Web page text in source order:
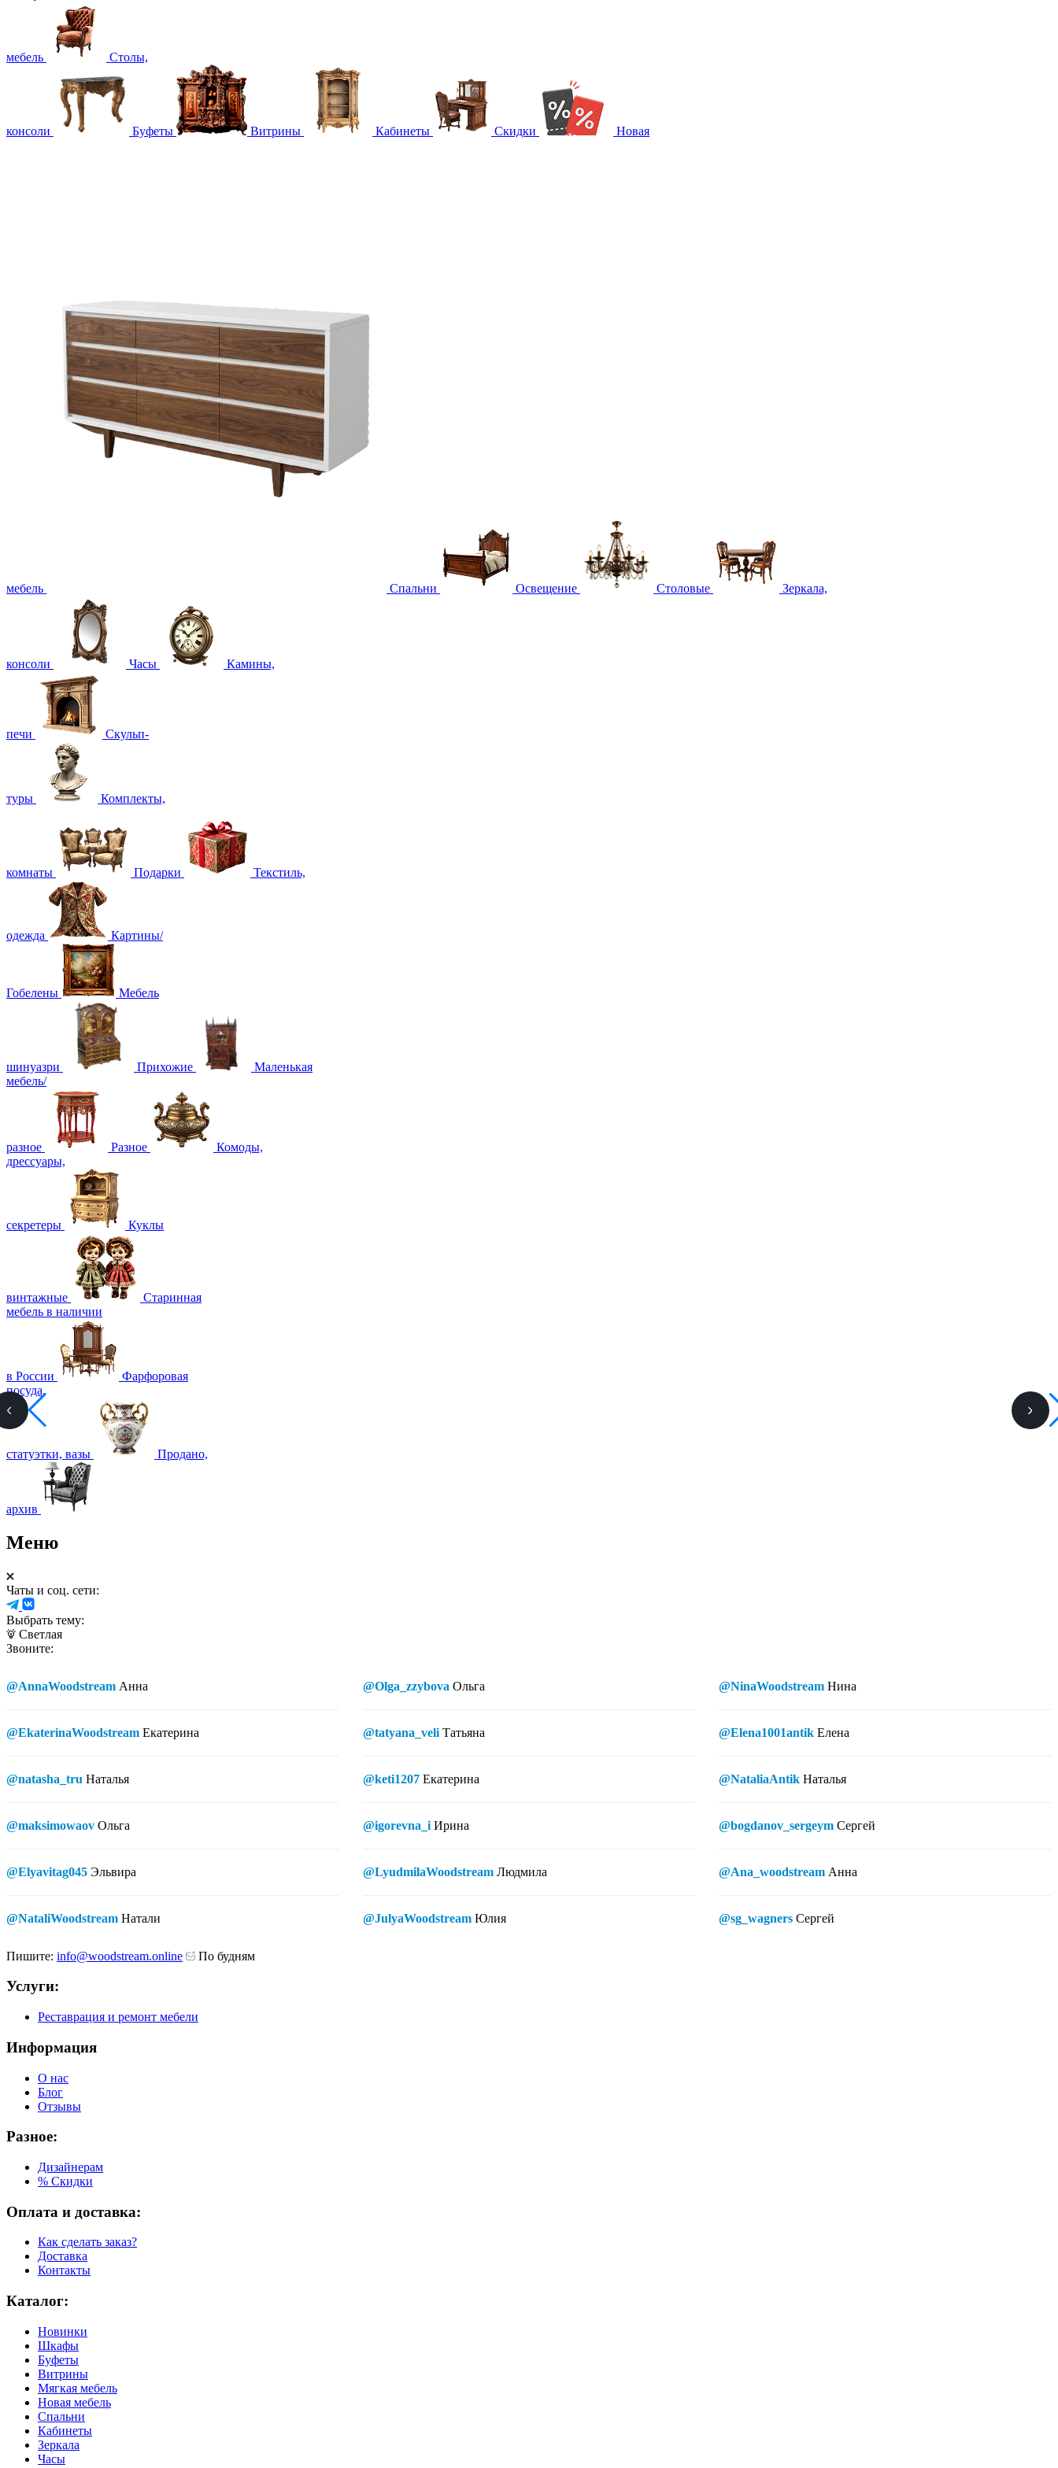
мебель Столы,
консоли Буфеты Витрины Кабинеты Скидки Новая
мебель Спальни Освещение Столовые Зеркала,
консоли Часы Камины,
печи Скульп-
туры Комплекты,
комнаты Подарки Текстиль,
одежда Картины/
Гобелены Мебель
шинуазри Прихожие
Маленькая
мебель/
разное Разное
Комоды,
дрессуары,
секретеры Куклы
винтажные
Старинная
мебель в наличии
в России
Фарфоровая
посуда,
статуэтки, вазы Продано,
архив
Меню
Чаты и соц. сети:
Выбрать тему:
Светлая
Звоните:
@AnnaWoodstream Анна
@EkaterinaWoodstream Екатерина
@natasha_tru Наталья
@maksimowaov Ольга
@Elyavitag045 Эльвира
@NataliWoodstream Натали
@Olga_zzybova Ольга
@tatyana_veli Татьяна
@keti1207 Екатерина
@igorevna_i Ирина
@LyudmilaWoodstream Людмила
@JulyaWoodstream Юлия
@NinaWoodstream Нина
@Elena1001antik Елена
@NataliaAntik Наталья
@bogdanov_sergeym Сергей
@Ana_woodstream Анна
@sg_wagners Сергей
Пишите: info@woodstream.online По будням
Услуги:
Реставрация и ремонт мебели
Информация
О нас
Блог
Отзывы
Разное:
Дизайнерам
% Скидки
Оплата и доставка:
Как сделать заказ?
Доставка
Контакты
Каталог:
Новинки
Шкафы
Буфеты
Витрины
Мягкая мебель
Новая мебель
Спальни
Кабинеты
Зеркала
Часы